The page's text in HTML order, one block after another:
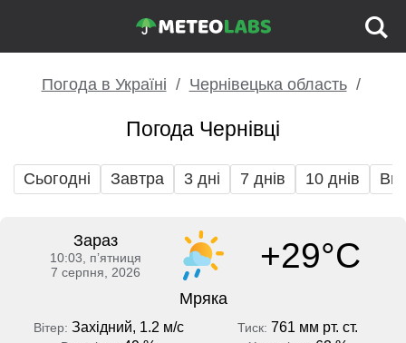
Погода в Україні Чернівецька область
Погода Чернівці
Сьогодні Завтра 3 дні 7 днів 10 днів
Зараз
10:03, пʼятниця
7 серпня, 2026
+29°C
Мряка
Вітер: Західний, 1.2 м/с Тиск: 761 мм рт. ст.